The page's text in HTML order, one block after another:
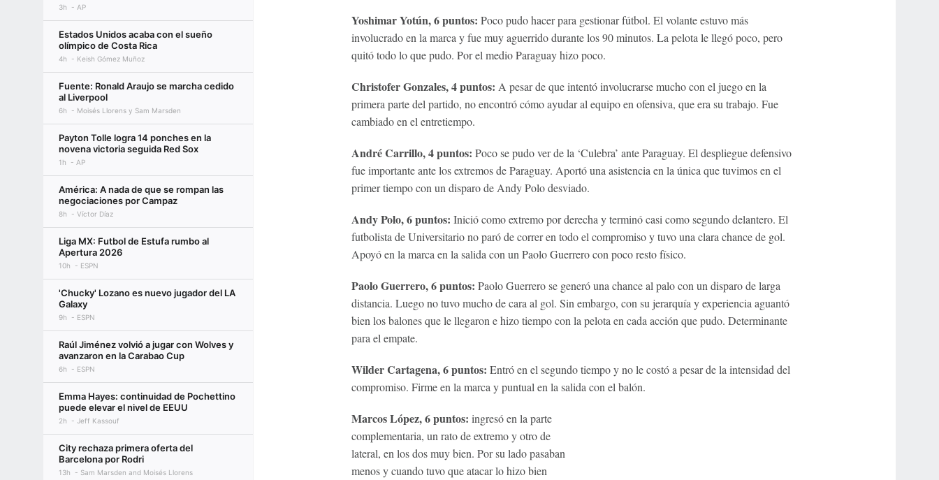
3h AP
Estados Unidos acaba con el sueño
olímpico de Costa Rica
4h Keish Gómez Muñoz
Fuente: Ronald Araujo se marcha cedido
al Liverpool
6h Moisés Llorens y Sam Marsden
Payton Tolle logra 14 ponches en la
novena victoria seguida Red Sox
1h AP
América: A nada de que se rompan las
negociaciones por Campaz
8h Víctor Díaz
Liga MX: Futbol de Estufa rumbo al
Apertura 2026
10h ESPN
'Chucky' Lozano es nuevo jugador del LA
Galaxy
9h ESPN
Raúl Jiménez volvió a jugar con Wolves y
avanzaron en la Carabao Cup
6h ESPN
Emma Hayes: continuidad de Pochettino
puede elevar el nivel de EEUU
2h Jeff Kassouf
City rechaza primera oferta del
Barcelona por Rodri
13h Sam Marsden and Moisés Llorens
Yoshimar Yotún, 6 puntos: Poco pudo hacer para gestionar fútbol. El volante estuvo más
involucrado en la marca y fue muy aguerrido durante los 90 minutos. La pelota le llegó poco, pero
quitó todo lo que pudo. Por el medio Paraguay hizo poco.
Christofer Gonzales, 4 puntos: A pesar de que intentó involucrarse mucho con el juego en la
primera parte del partido, no encontró cómo ayudar al equipo en ofensiva, que era su trabajo. Fue
cambiado en el entretiempo.
André Carrillo, 4 puntos: Poco se pudo ver de la ‘Culebra’ ante Paraguay. El despliegue defensivo
fue importante ante los extremos de Paraguay. Aportó una asistencia en la única que tuvimos en el
primer tiempo con un disparo de Andy Polo desviado.
Andy Polo, 6 puntos: Inició como extremo por derecha y terminó casi como segundo delantero. El
futbolista de Universitario no paró de correr en todo el compromiso y tuvo una clara chance de gol.
Apoyó en la marca en la salida con un Paolo Guerrero con poco resto físico.
Paolo Guerrero, 6 puntos: Paolo Guerrero se generó una chance al palo con un disparo de larga
distancia. Luego no tuvo mucho de cara al gol. Sin embargo, con su jerarquía y experiencia aguantó
bien los balones que le llegaron e hizo tiempo con la pelota en cada acción que pudo. Determinante
para el empate.
Wilder Cartagena, 6 puntos: Entró en el segundo tiempo y no le costó a pesar de la intensidad del
compromiso. Firme en la marca y puntual en la salida con el balón.
Marcos López, 6 puntos: ingresó en la parte
complementaria, un rato de extremo y otro de
lateral, en los dos muy bien. Por su lado pasaban
menos y cuando tuvo que atacar lo hizo bien